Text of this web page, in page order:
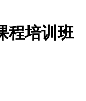
程培训班